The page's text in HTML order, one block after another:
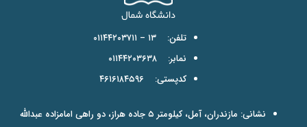
تلفن: ۱۳ – ۰۱۱۴۴۲۰۳۷۱۱
نمابر: ۰۱۱۴۴۲۰۳۶۳۸
کدپستی: ۴۶۱۶۱۸۴۵۹۶
نشانی: مازندران، آمل، کیلومتر ۵ جاده هراز، دو راهی امامزاده عبدالله